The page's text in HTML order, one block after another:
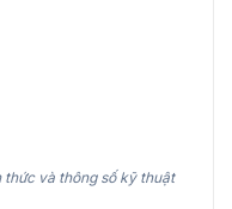
và thông số kỹ thuật